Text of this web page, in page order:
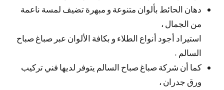
دهان الحائط بألوان متنوعة و مبهرة تضيف لمسة ناعمة
من الجمال ،
استيراد أجود أنواع الطلاء و بكافة الألوان عبر صباغ صباح
السالم .
كما أن شركة صباغ صباح السالم يتوفر لديها فني تركيب
ورق جدران ،